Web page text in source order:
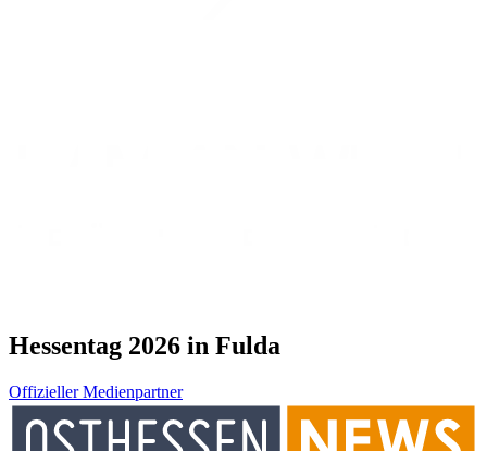
Hessentag 2026 in Fulda
Offizieller Medienpartner